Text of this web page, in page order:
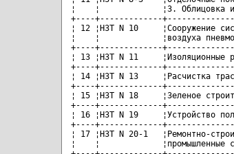
¦    ¦             ¦3. Облицовка
+----+-------------
¦ 12 ¦НЗТ N 10     ¦Сооружение
¦    ¦             ¦воздуха
+----+-------------
¦ 13 ¦НЗТ N 11
+----+-------------
¦ 14 ¦НЗТ N 13     ¦Расчистка
+----+-------------
¦ 15 ¦НЗТ N 18     ¦Зеленое
+----+-------------
¦ 16 ¦НЗТ N 19
+----+-------------
¦ 17 ¦НЗТ N 20-1   ¦Ремонтно-
¦    ¦